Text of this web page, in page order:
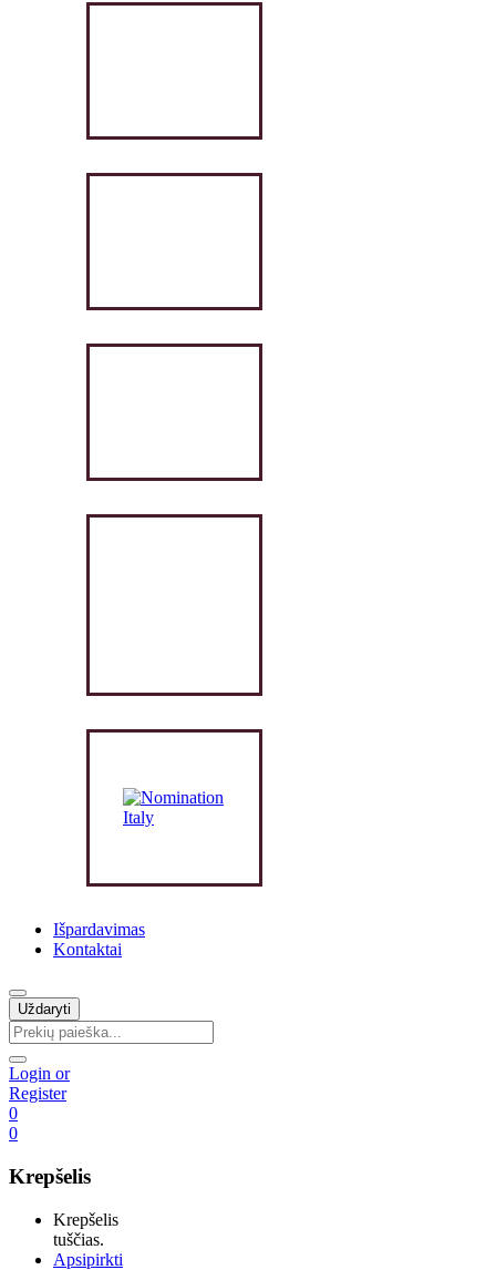
Išpardavimas
Kontaktai
Uždaryti
Login or
Register
0
0
Krepšelis
Krepšelis
tuščias.
Apsipirkti